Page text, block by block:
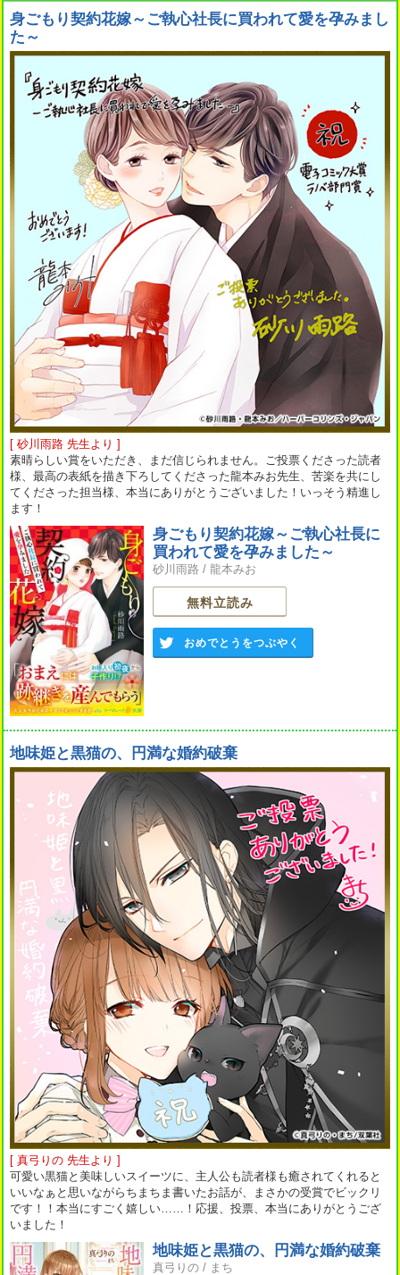
身ごもり契約花嫁～ご執心社長に買われて愛を孕みまし
た～
[ 砂川雨路 先生より ]
素晴らしい賞をいただき、まだ信じられません。ご投票くださった読者
様、最高の表紙を描き下ろしてくださった龍本みお先生、苦楽を共にし
てくださった担当様、本当にありがとうございました！いっそう精進し
ます！
身ごもり契約花嫁～ご執心社長に
買われて愛を孕みました～
砂川雨路 / 龍本みお
無料立読み
おめでとうをつぶやく
地味姫と黒猫の、円満な婚約破棄
[ 真弓りの 先生より ]
可愛い黒猫と美味しいスイーツに、主人公も読者様も癒されてくれると
いいなぁと思いながらちまちま書いたお話が、まさかの受賞でビックリ
です！！本当にすごく嬉しい……！応援、投票、本当にありがとうござ
いました！
地味姫と黒猫の、円満な婚約破棄
真弓りの / まち